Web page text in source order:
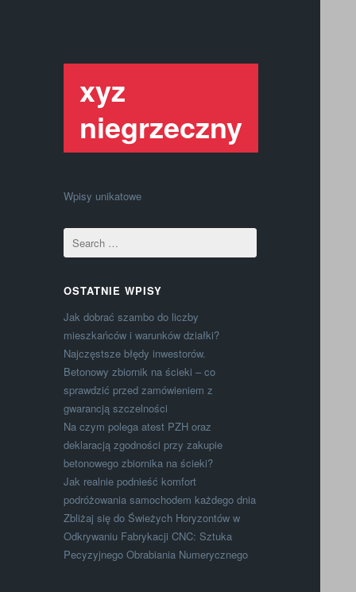
xyz
niegrzeczny
Wpisy unikatowe
OSTATNIE WPISY
Jak dobrać szambo do liczby
mieszkańców i warunków działki?
Najczęstsze błędy inwestorów.
Betonowy zbiornik na ścieki – co
sprawdzić przed zamówieniem z
gwarancją szczelności
Na czym polega atest PZH oraz
deklaracją zgodności przy zakupie
betonowego zbiornika na ścieki?
Jak realnie podnieść komfort
podróżowania samochodem każdego dnia
Zbliżaj się do Świeżych Horyzontów w
Odkrywaniu Fabrykacji CNC: Sztuka
Pecyzyjnego Obrabiania Numerycznego